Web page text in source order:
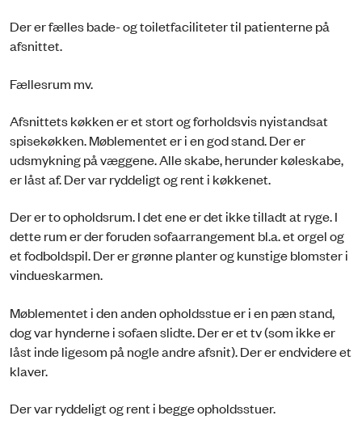
Der er fælles bade- og toiletfaciliteter til patienterne på
afsnittet.
Fællesrum mv.
Afsnittets køkken er et stort og forholdsvis nyistandsat
spisekøkken. Møblementet er i en god stand. Der er
udsmykning på væggene. Alle skabe, herunder køleskabe,
er låst af. Der var ryddeligt og rent i køkkenet.
Der er to opholdsrum. I det ene er det ikke tilladt at ryge. I
dette rum er der foruden sofaarrangement bl.a. et orgel og
et fodboldspil. Der er grønne planter og kunstige blomster i
vindueskarmen.
Møblementet i den anden opholdsstue er i en pæn stand,
dog var hynderne i sofaen slidte. Der er et tv (som ikke er
låst inde ligesom på nogle andre afsnit). Der er endvidere et
klaver.
Der var ryddeligt og rent i begge opholdsstuer.